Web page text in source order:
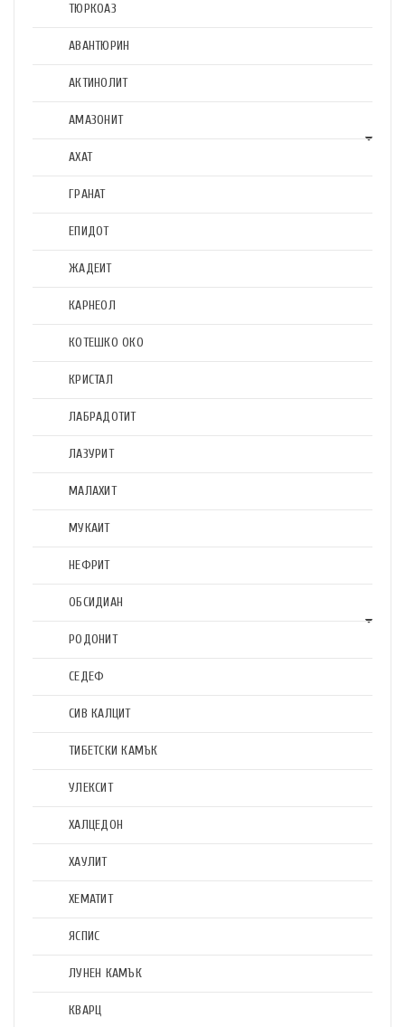
ТЮРКОАЗ
АВАНТЮРИН
АКТИНОЛИТ
АМАЗОНИТ
АХАТ
ГРАНАТ
ЕПИДОТ
ЖАДЕИТ
КАРНЕОЛ
КОТЕШКО ОКО
КРИСТАЛ
ЛАБРАДОТИТ
ЛАЗУРИТ
МАЛАХИТ
МУКАИТ
НЕФРИТ
ОБСИДИАН
РОДОНИТ
СЕДЕФ
СИВ КАЛЦИТ
ТИБЕТСКИ КАМЪК
УЛЕКСИТ
ХАЛЦЕДОН
ХАУЛИТ
ХЕМАТИТ
ЯСПИС
ЛУНЕН КАМЪК
КВАРЦ